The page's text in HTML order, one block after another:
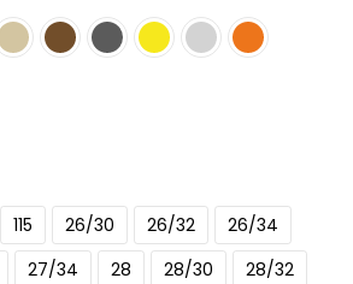
115 26/30 26/32
26/34
27/34 28 28/30
28/32